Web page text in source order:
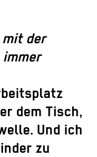
mit der
dem Tisch,
Und ich
zu